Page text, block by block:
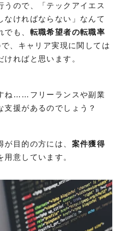
うので、「テックアイエス
なければならない」なんて
も、 転職希望者の転職率
、キャリア実現に関しては
ればと思います。
ね……フリーランスや副業
援があるのでしょう？
目的の方には、 案件獲得
用意しています。